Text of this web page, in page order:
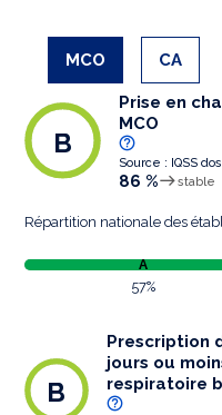
MCO CA
Prise en
MCO
Source : IQSS
86 % stable
B
Répartition nationale des
A
57%
Prescription
jours ou
respiratoire
B